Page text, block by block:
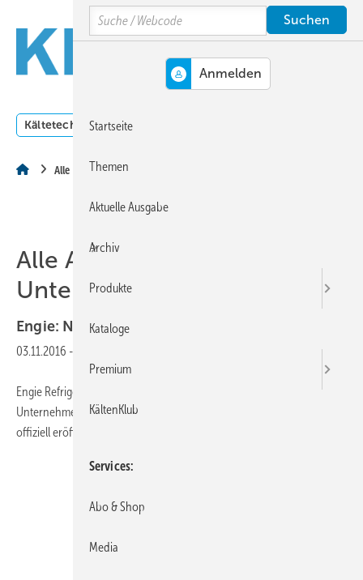
Hauptinhalt
Hauptmenü
SiteSearch
Kältetechnik Klimatechnik
Alle Artikel zum Thema Unternehmenszentrale
Alle Artikel zum Thema
Unternehmenszentrale
Engie: Neue Unternehmenszentrale
03.11.2016 -
Engie Refrigeration hat Ende September die neue
Unternehmenszentrale in der Josephine-Hirner-Straße in Lindau
offiziell eröffnet.
Search
Startseite
Themen
Aktuelle Ausgabe
Archiv
Produkte
Kataloge
Premium
KältenKlub
Services
Abo & Shop
Media